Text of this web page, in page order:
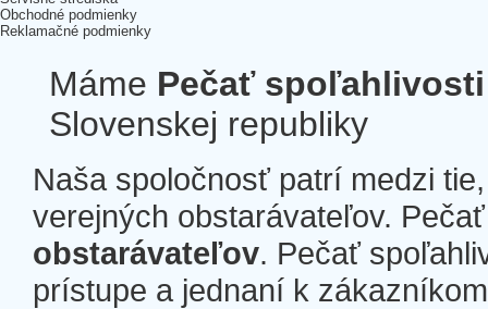
Obchodné podmienky
Reklamačné podmienky
Máme Pečať spoľahlivosti
Slovenskej republiky
Naša spoločnosť patrí medzi
verejných obstarávateľov.
obstarávateľov. Pečať
prístupe a jednaní k